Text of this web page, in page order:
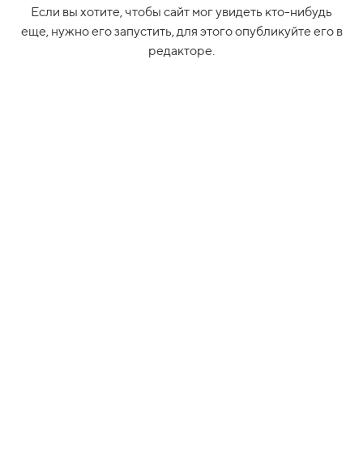
Если вы хотите, чтобы сайт мог увидеть кто-нибудь
еще, нужно его запустить, для этого опубликуйте его в
редакторе.